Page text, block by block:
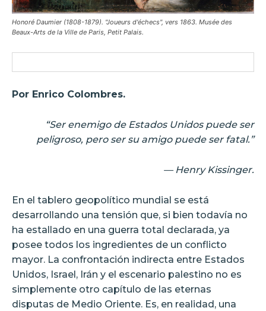
Honoré Daumier (1808-1879). "Joueurs d'échecs", vers 1863. Musée des
Beaux-Arts de la Ville de Paris, Petit Palais.
Por Enrico Colombres.
“Ser enemigo de Estados Unidos puede ser
peligroso, pero ser su amigo puede ser fatal.”
— Henry Kissinger.
En el tablero geopolítico mundial se está
desarrollando una tensión que, si bien todavía no
ha estallado en una guerra total declarada, ya
posee todos los ingredientes de un conflicto
mayor. La confrontación indirecta entre Estados
Unidos, Israel, Irán y el escenario palestino no es
simplemente otro capítulo de las eternas
disputas de Medio Oriente. Es, en realidad, una